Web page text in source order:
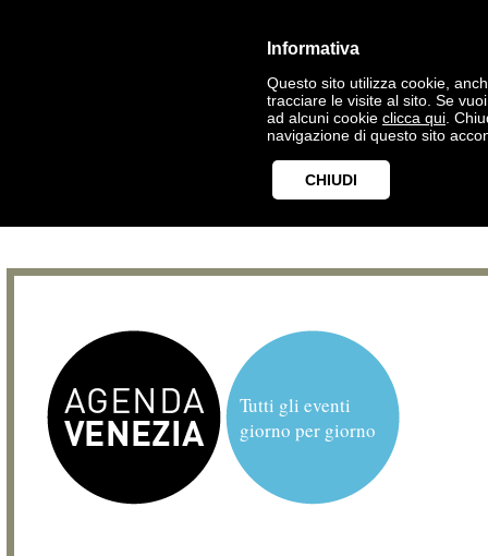
Informativa
Questo sito utilizza cookie,
tracciare le visite al sito. Se
ad alcuni cookie clicca qui .
navigazione di questo sito
CHIUDI
Tutti gli eventi
giorno per giorno